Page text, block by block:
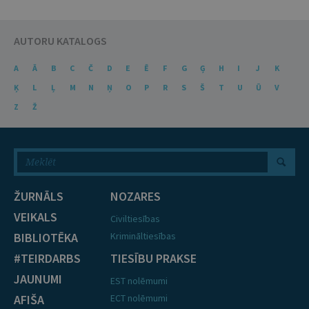
AUTORU KATALOGS
A Ā B C Č D E Ē F G Ģ H I J
K
Ķ
L Ļ M N Ņ O P R S Š T U Ū
V
Z
Ž
ŽURNĀLS
VEIKALS
BIBLIOTĒKA
#TEIRDARBS
JAUNUMI
AFIŠA
NOZARES
Civiltiesības
Krimināltiesības
TIESĪBU PRAKSE
EST nolēmumi
ECT nolēmumi